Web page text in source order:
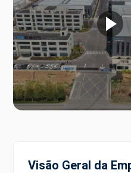
Visão Geral da